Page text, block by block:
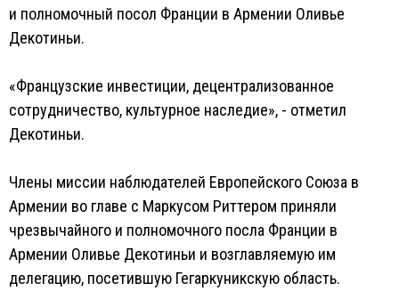
и полномочный посол Франции в Армении Оливье
Декотиньи.
«Французские инвестиции, децентрализованное
сотрудничество, культурное наследие», - отметил
Декотиньи.
Члены миссии наблюдателей Европейского Союза в
Армении во главе с Маркусом Риттером приняли
чрезвычайного и полномочного посла Франции в
Армении Оливье Декотиньи и возглавляемую им
делегацию, посетившую Гегаркуникскую область.